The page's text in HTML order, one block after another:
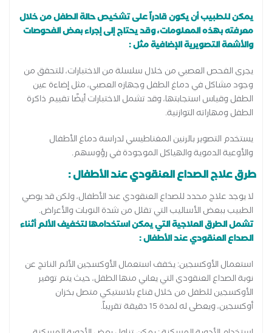
يمكن للطبيب أن يكون قادراً على تشخيص حالة الطفل من خلال
معرفته بهذه المعلومات، وقد يحتاج إلى إجراء بعض الفحوصات
والأشعة التصويرية الإضافية مثل :
يجرى الفحص العصبي من خلال سلسلة من الاختبارات، للتحقق من
وجود مشاكل في دماغ الطفل وجهازه العصبي، مثل إضاءة عين
الطفل وقياس استجابتها، وقد تشمل الاختبارات أيضًا تقييم ذاكرة
الطفل ومهاراته التوازنية.
يستخدم التصوير بالرنين المغناطيسي لدراسة دماغ الأطفال
والأوعية الدموية والهياكل الموجودة في رؤوسهم.
طرق علاج الصداع العنقودي عند الأطفال :
لا يوجد علاج محدد للصداع العنقودي عند الأطفال، ولكن قد يوصي
الطبيب ببعض الأساليب التي تقلل من شدة النوبات والأعراض.
تشمل الطرق العلاجية التي يمكن استخدامها لتخفيف الألم أثناء
الصداع العنقودي عند الأطفال :
استعمال الأوكسجين: يخفف استعمال الأوكسجين الألم الناتج عن
نوبة الصداع العنقودي التي يعاني منها الطفل، حيث يتم توفير
الأوكسجين للطفل من خلال قناع بلاستيكي متصل بخزان
أوكسجين، ويعطى له لمدة 15 دقيقة تقريباً.